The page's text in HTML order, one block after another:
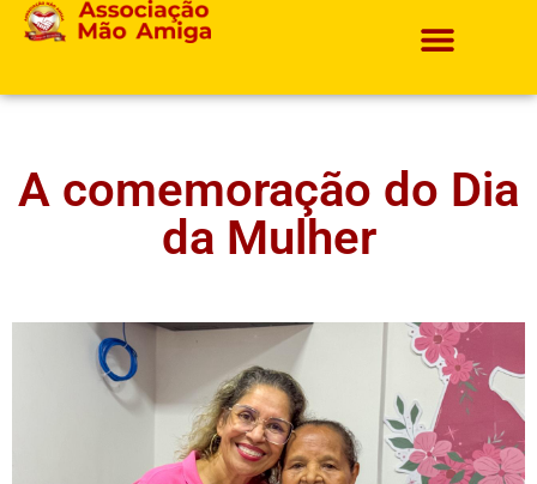
A comemoração do Dia
da Mulher